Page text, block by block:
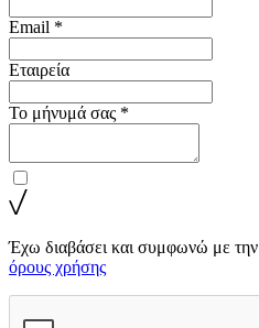
Email *
Εταιρεία
Το μήνυμά σας *
Έχω διαβάσει και συμφωνώ με την
όρους χρήσης